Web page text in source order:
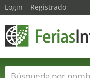
Login Registrado